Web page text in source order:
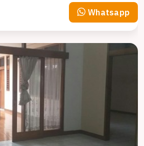
Whatsapp